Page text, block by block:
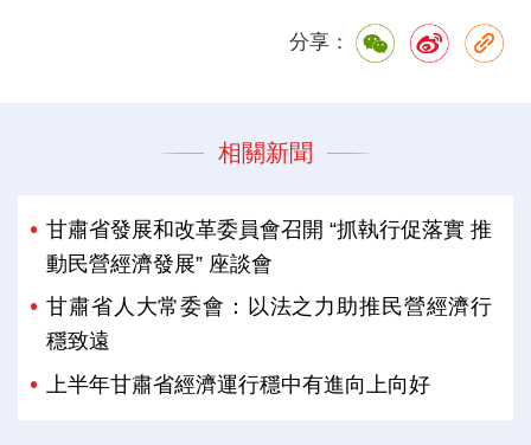
分享：
相關新聞
甘肅省發展和改革委員會召開 “抓執行促落實 推
動民營經濟發展” 座談會
甘肅省人大常委會：以法之力助推民營經濟行
穩致遠
上半年甘肅省經濟運行穩中有進向上向好